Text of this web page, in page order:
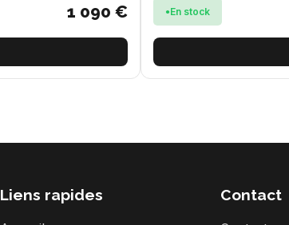
1 090 € En stock
Liens rapides Contact